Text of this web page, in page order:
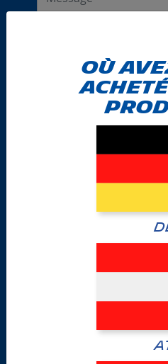
Michelin Suisse SA avec siège
traite des données dans le but
Sont exclues de ce délai les
conservées plus longtemps
Où